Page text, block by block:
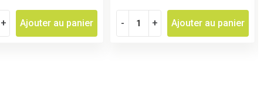
+ Ajouter au panier - + Ajouter au panier